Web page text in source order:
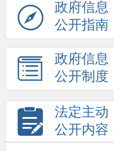
政府信息
公开指南
政府信息
公开制度
法定主动
公开内容